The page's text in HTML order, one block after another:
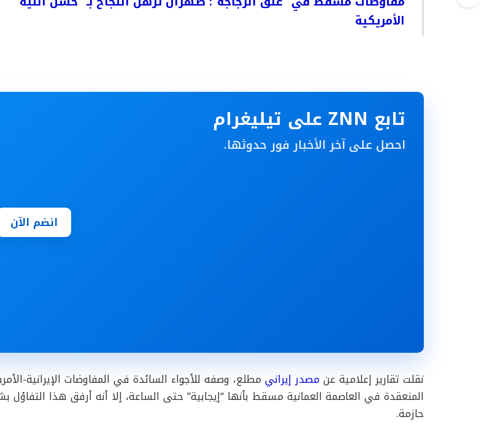
الأمريكية
تابع ZNN على تيليغرام
احصل على آخر الأخبار فور حدوثها.
انضم الآن
نقلت تقارير إعلامية عنمصدر إيراني مطلع، وصفه للأجواء السائدة في المفاوضات الإيرانية-
المنعقدة في العاصمة العمانية مسقط بأنها “إيجابية” حتى الساعة، إلا أنه أرفق هذا التفاؤل
حازمة.